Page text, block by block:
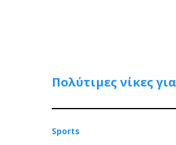
Πολύτιμες νίκες
Sports